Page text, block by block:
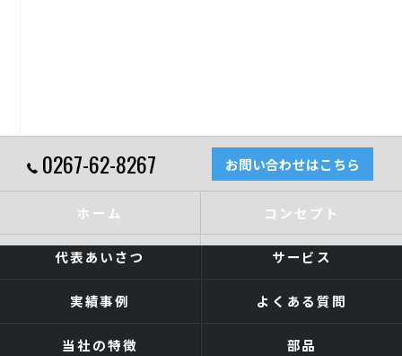
0267-62-8267 お問い合わせはこちら
ホーム コンセプト
代表あいさつ サービス
実績事例 よくある質問
当社の特徴 部品